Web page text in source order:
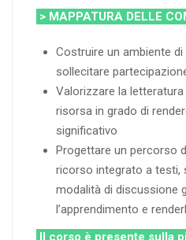
> MAPPATURA DELLE
Costruire un ambiente
sollecitare
Valorizzare la letteratura
risorsa in grado di
significativo
Progettare un percorso
ricorso integrato a testi,
modalità di discussione
l’apprendimento e